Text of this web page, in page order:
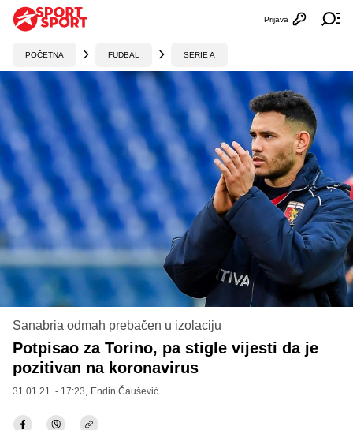
Otvori
Prijava
POČETNA FUDBAL SERIE A
Sanabria odmah prebačen u izolaciju
Potpisao za Torino, pa stigle vijesti da je
pozitivan na koronavirus
31.01.21. - 17:23, Endin Čaušević